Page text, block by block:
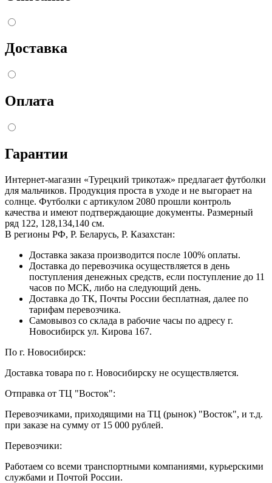
Доставка
Оплата
Гарантии
Интернет-магазин «Турецкий трикотаж» предлагает футболки
для мальчиков. Продукция проста в уходе и не выгорает на
солнце. Футболки с артикулом 2080 прошли контроль
качества и имеют подтверждающие документы. Размерный
ряд 122, 128,134,140 см.
В регионы РФ, Р. Беларусь, Р. Казахстан:
Доставка заказа производится после 100% оплаты.
Доставка до перевозчика осуществляется в день
поступления денежных средств, если поступление до 11
часов по МСК, либо на следующий день.
Доставка до ТК, Почты России бесплатная, далее по
тарифам перевозчика.
Самовывоз со склада в рабочие часы по адресу г.
Новосибирск ул. Кирова 167.
По г. Новосибирск:
Доставка товара по г. Новосибирску не осуществляется.
Отправка от ТЦ "Восток":
Перевозчиками, приходящими на ТЦ (рынок) "Восток", и т.д.
при заказе на сумму от 15 000 рублей.
Перевозчики:
Работаем со всеми транспортными компаниями, курьерскими
службами и Почтой России.